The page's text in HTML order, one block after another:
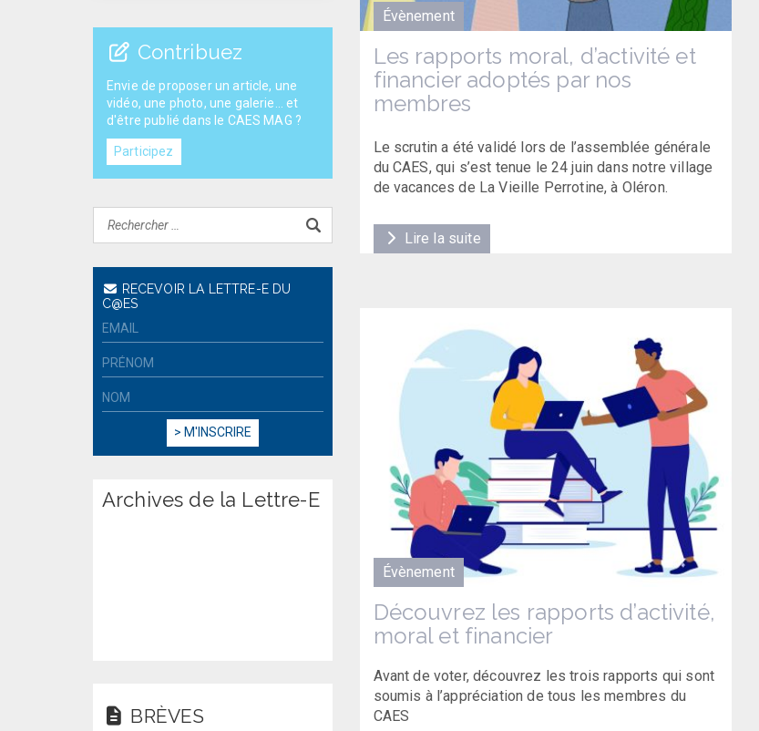
Évènement
Les rapports moral, d’activité et
financier adoptés par nos
membres
Le scrutin a été validé lors de l’assemblée générale
du CAES, qui s’est tenue le 24 juin dans notre village
de vacances de La Vieille Perrotine, à Oléron.
Lire la suite
Évènement
Découvrez les rapports d’activité,
moral et financier
Avant de voter, découvrez les trois rapports qui sont
soumis à l’appréciation de tous les membres du
CAES
Contribuez
Envie de proposer un article, une
vidéo, une photo, une galerie... et
d'être publié dans le CAES MAG ?
Participez
RECEVOIR LA LETTRE-E DU
C@ES
Archives de la Lettre-E
BRÈVES